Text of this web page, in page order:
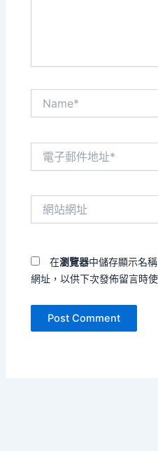
在瀏覽器中儲存顯示名
網址，以供下次發佈留言時使